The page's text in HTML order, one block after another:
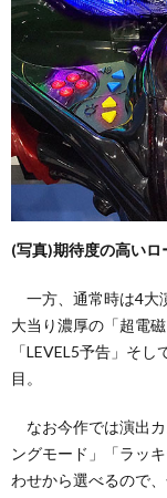
(写真)期待度の高い
一方、通常時は4大
大当り濃厚の「超電
「LEVEL5予告」そ
目。
なお今作では演出カ
ングモード」「ラッ
わせから選べるので